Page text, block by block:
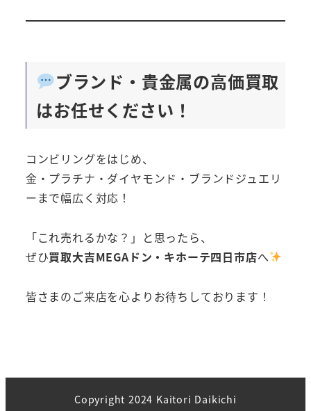
ブランド・貴金属の高価買取
はお任せください！
コンビリングをはじめ、
金・プラチナ・ダイヤモンド・ブランドジュエリ
ーまで幅広く対応！
「これ売れるかな？」と思ったら、
ぜひ買取大吉MEGAドン・キホーテ四日市店へ
皆さまのご来店を心よりお待ちしております！
Copyright 2024 Kaitori Daikichi